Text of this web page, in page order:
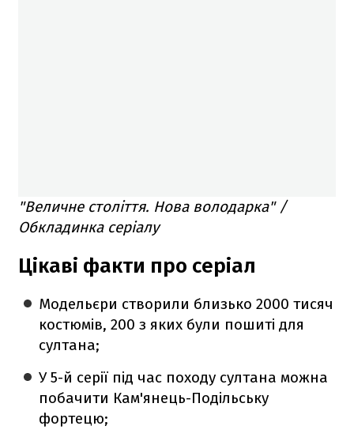
"Величне століття. Нова володарка" /
Обкладинка серіалу
Цікаві факти про серіал
Модельєри створили близько 2000 тисяч
костюмів, 200 з яких були пошиті для
султана;
У 5-й серії під час походу султана можна
побачити Кам'янець-Подільську
фортецю;